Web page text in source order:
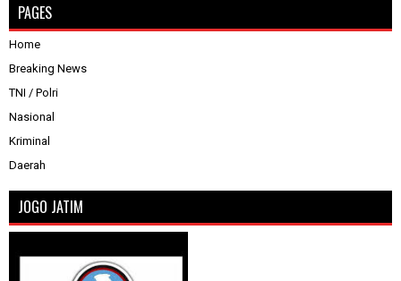
PAGES
Home
Breaking News
TNI / Polri
Nasional
Kriminal
Daerah
JOGO JATIM